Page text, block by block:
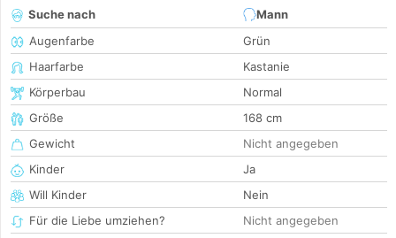
Suche nach
Mann
Augenfarbe
Grün
Haarfarbe
Kastanie
Körperbau
Normal
Größe
168 cm
Gewicht
Nicht angegeben
Kinder
Ja
Will Kinder
Nein
Für die Liebe umziehen?
Nicht angegeben